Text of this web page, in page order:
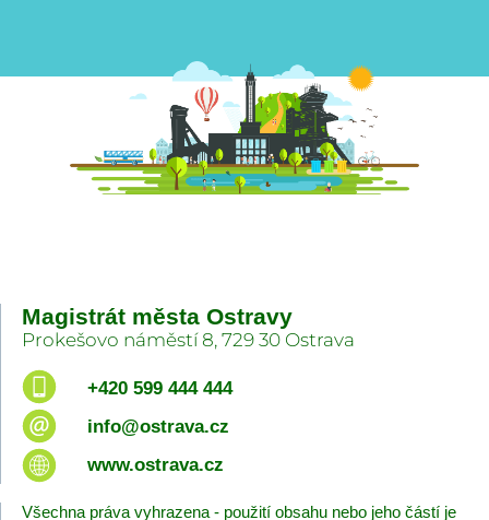
Magistrát města Ostravy
Prokešovo náměstí 8, 729 30 Ostrava
+420 599 444 444
info@ostrava.cz
www.ostrava.cz
Všechna práva vyhrazena - použití obsahu nebo jeho částí je